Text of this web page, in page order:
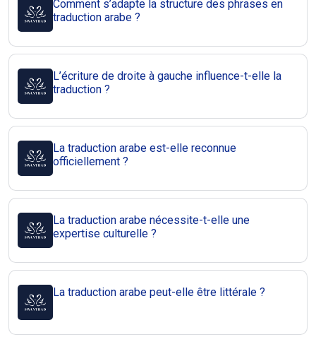
Comment s’adapte la structure des phrases en
traduction arabe ?
L’écriture de droite à gauche influence-t-elle la
traduction ?
La traduction arabe est-elle reconnue
officiellement ?
La traduction arabe nécessite-t-elle une
expertise culturelle ?
La traduction arabe peut-elle être littérale ?